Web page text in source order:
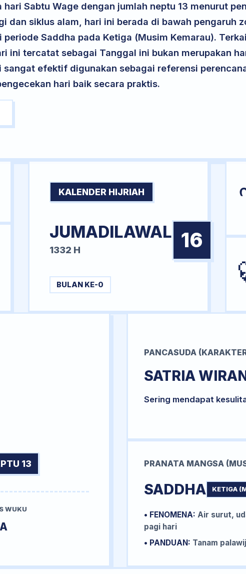
Sabtu Wage dengan jumlah neptu 13 menurut
dan siklus alam, hari ini berada di bawah pengaruh
Saddha pada Ketiga (Musim Kemarau).
ini tercatat sebagai Tanggal ini bukan merupakan
efektif digunakan sebagai referensi
hari baik secara praktis.
KALENDER HIJRIAH
JUMADILAWAL
1332 H 16
BULAN KE-0
13
WUKU
PANCASUDA
SATRIA
Sering mendapat
PRANATA MANGSA
SADDHA KETIGA
• FENOMENA: Air surut,
pagi hari
• PANDUAN: Tanam